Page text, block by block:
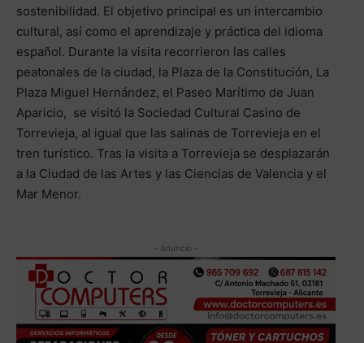
sostenibilidad. El objetivo principal es un intercambio
cultural, así como el aprendizaje y práctica del idioma
español. Durante la visita recorrieron las calles
peatonales de la ciudad, la Plaza de la Constitución, La
Plaza Miguel Hernández, el Paseo Marítimo de Juan
Aparicio, se visitó la Sociedad Cultural Casino de
Torrevieja, al igual que las salinas de Torrevieja en el
tren turístico. Tras la visita a Torrevieja se desplazarán
a la Ciudad de las Artes y las Ciencias de Valencia y el
Mar Menor.
- Anuncio -